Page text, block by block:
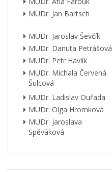
MUDr. Jan Bartsch
MUDr. Jaroslav Ševčík
MUDr. Danuta Petrášová
MUDr. Petr Havlík
MUDr. Michala Červená
Šulcová
MUDr. Ladislav Ouřada
MUDr. Olga Hromková
MUDr. Jaroslava
Spěváková